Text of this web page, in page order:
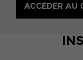
ACCÉDER AU